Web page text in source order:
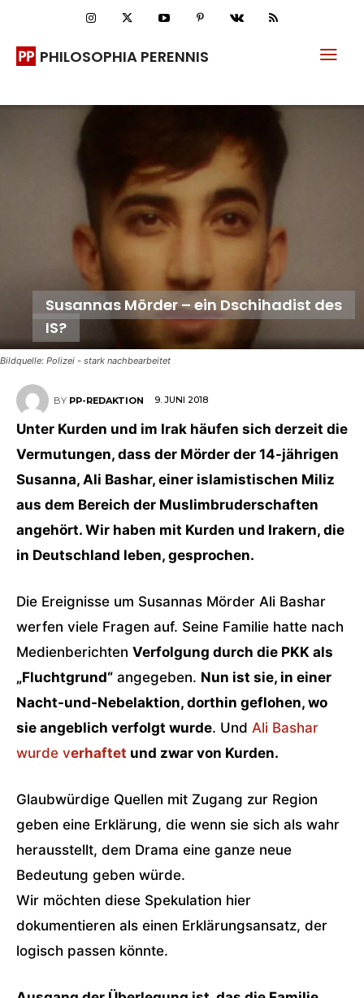
PHILOSOPHIA PERENNIS
Bildquelle: Polizei - stark nachbearbeitet
Susannas Mörder – ein Dschihadist des
IS?
BY PP-REDAKTION 9. JUNI 2018
Unter Kurden und im Irak häufen sich derzeit die
Vermutungen, dass der Mörder der 14-jährigen
Susanna, Ali Bashar, einer islamistischen Miliz
aus dem Bereich der Muslimbruderschaften
angehört. Wir haben mit Kurden und Irakern, die
in Deutschland leben, gesprochen.
Die Ereignisse um Susannas Mörder Ali Bashar
werfen viele Fragen auf. Seine Familie hatte nach
Medienberichten Verfolgung durch die PKK als
„Fluchtgrund“ angegeben. Nun ist sie, in einer
Nacht-und-Nebelaktion, dorthin geflohen, wo
sie angeblich verfolgt wurde. Und Ali Bashar
wurde verhaftet und zwar von Kurden.
Glaubwürdige Quellen mit Zugang zur Region
geben eine Erklärung, die wenn sie sich als wahr
herausstellt, dem Drama eine ganze neue
Bedeutung geben würde.
Wir möchten diese Spekulation hier
dokumentieren als einen Erklärungsansatz, der
logisch passen könnte.